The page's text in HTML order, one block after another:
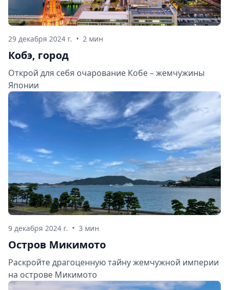
29 декабря 2024 г. • 2 мин
Кобэ, город
Открой для себя очарование Кобе – жемчужины
Японии
9 декабря 2024 г. • 3 мин
Остров Микимото
Раскройте драгоценную тайну жемчужной империи
на острове Микимото